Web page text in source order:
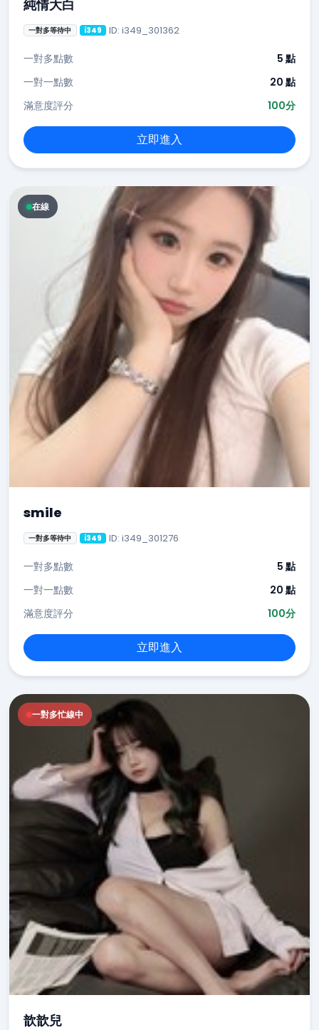
純情大白
一對多等待中 i349 ID: i349_301362
一對多點數
5 點
一對一點數
20 點
滿意度評分
100分
立即進入
在線
smile
一對多等待中 i349 ID: i349_301276
一對多點數
5 點
一對一點數
20 點
滿意度評分
100分
立即進入
一對多忙線中
歆歆兒